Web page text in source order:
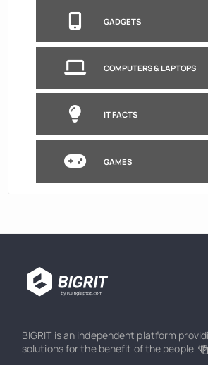
GADGETS
COMPUTERS & LAPTOPS
IT FACTS
GAMES
BIGRIT is an independent platform
solutions for the benefit of the people